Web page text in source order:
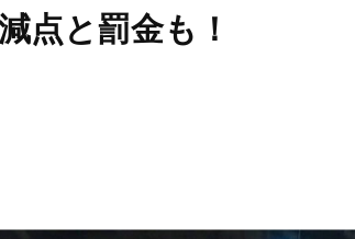
点と罰金も！